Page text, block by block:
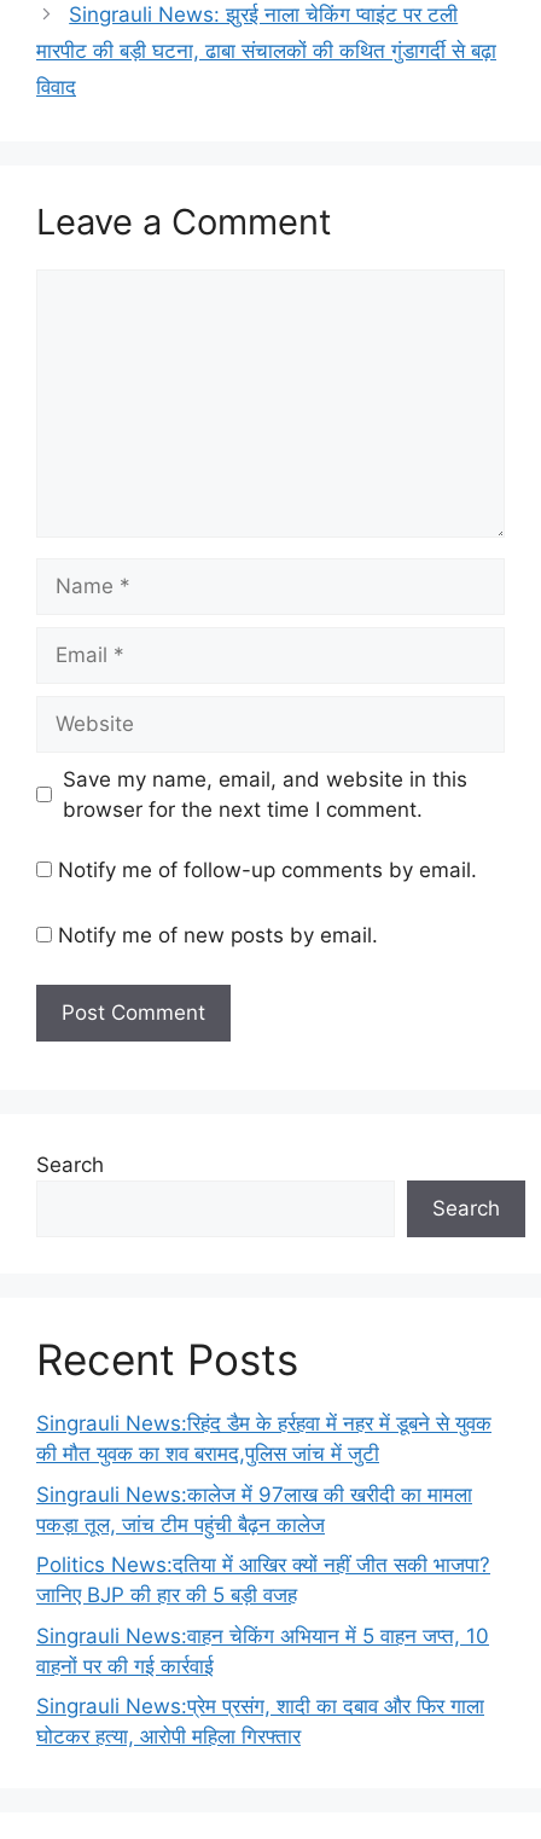
Singrauli News: झुरई नाला चेकिंग प्वाइंट पर टली
मारपीट की बड़ी घटना, ढाबा संचालकों की कथित गुंडागर्दी से बढ़ा
विवाद
Leave a Comment
Save my name, email, and website in this
browser for the next time I comment.
Notify me of follow-up comments by email.
Notify me of new posts by email.
Search
Search
Recent Posts
Singrauli News:रिहंद डैम के हर्रहवा में नहर में डूबने से युवक
की मौत युवक का शव बरामद,पुलिस जांच में जुटी
Singrauli News:कालेज में 97लाख की खरीदी का मामला
पकड़ा तूल, जांच टीम पहुंची बैढ़न कालेज
Politics News:दतिया में आखिर क्यों नहीं जीत सकी भाजपा?
जानिए BJP की हार की 5 बड़ी वजह
Singrauli News:वाहन चेकिंग अभियान में 5 वाहन जप्त, 10
वाहनों पर की गई कार्रवाई
Singrauli News:प्रेम प्रसंग, शादी का दबाव और फिर गाला
घोटकर हत्या, आरोपी महिला गिरफ्तार